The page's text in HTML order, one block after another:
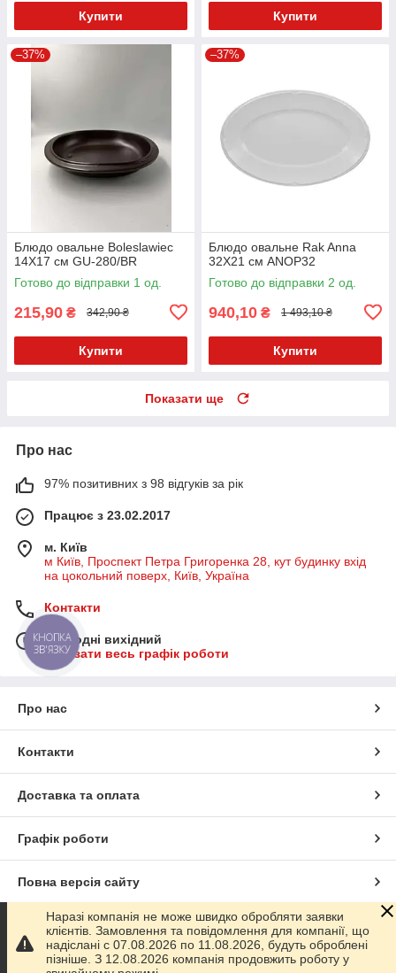
Купити Купити
–37%
Блюдо овальне Boleslawiec
14X17 см GU-280/BR
Готово до відправки 1 од.
215,90 ₴ 342,90 ₴
Купити
–37%
Блюдо овальне Rak Anna
32Х21 см ANOP32
Готово до відправки 2 од.
940,10 ₴ 1 493,10 ₴
Купити
Показати ще
Про нас
97% позитивних з 98 відгуків за рік
Працює з 23.02.2017
м. Київ
м Київ, Проспект Петра Григоренка 28, кут будинку вхід
на цокольний поверх, Київ, Україна
Контакти
Сьогодні вихідний
Показати весь графік роботи
Про нас
Контакти
Доставка та оплата
Графік роботи
Повна версія сайту
Сайт створено на маркетплейсіProm.ua
Політика конфіденційності
Наразі компанія не може швидко обробляти заявки
клієнтів. Замовлення та повідомлення для компанії, що
надіслані с 07.08.2026 по 11.08.2026, будуть оброблені
пізніше. З 12.08.2026 компанія продовжить роботу у
КНОПКА
ЗВ'ЯЗКУ